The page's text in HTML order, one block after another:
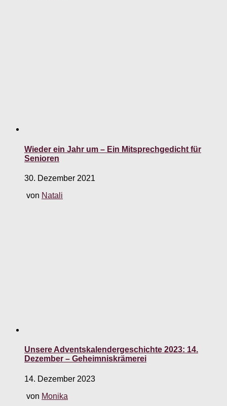
Wieder ein Jahr um – Ein Mitsprechgedicht für
Senioren
30. Dezember 2021
von Natali
Unsere Adventskalendergeschichte 2023: 14.
Dezember – Geheimniskrämerei
14. Dezember 2023
von Monika